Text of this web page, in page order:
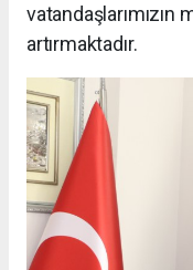
artırmaktadır.